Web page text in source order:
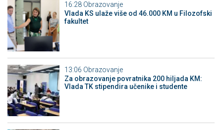
16:28 Obrazovanje
Vlada KS ulaže više od 46.000 KM u Filozofski
fakultet
13:06 Obrazovanje
Za obrazovanje povratnika 200 hiljada KM:
Vlada TK stipendira učenike i studente